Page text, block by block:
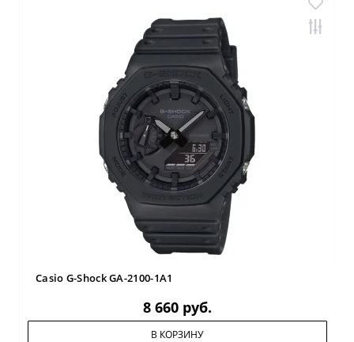
Casio G-Shock GA-2100-1A1
8 660 руб.
В КОРЗИНУ